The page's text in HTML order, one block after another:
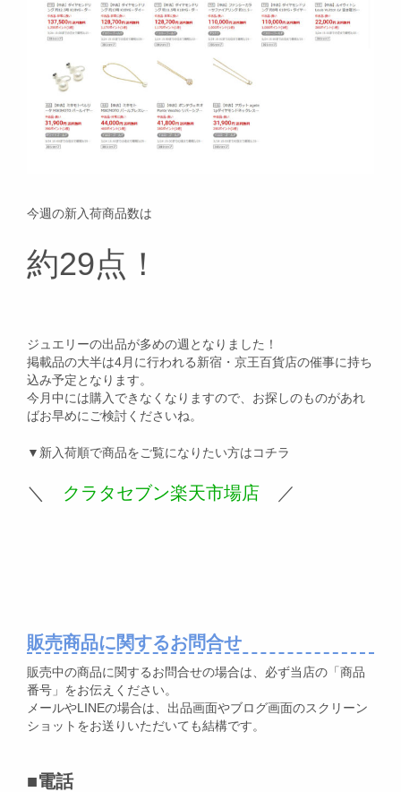
今週の新入荷商品数は
約29点！
ジュエリーの出品が多めの週となりました！
掲載品の大半は4月に行われる新宿・京王百貨店の催事に持ち
込み予定となります。
今月中には購入できなくなりますので、お探しのものがあれ
ばお早めにご検討くださいね。
▼新入荷順で商品をご覧になりたい方はコチラ
＼ クラタセブン楽天市場店 ／
販売商品に関するお問合せ
販売中の商品に関するお問合せの場合は、必ず当店の「商品
番号」をお伝えください。
メールやLINEの場合は、出品画面やブログ画面のスクリーン
ショットをお送りいただいても結構です。
■電話